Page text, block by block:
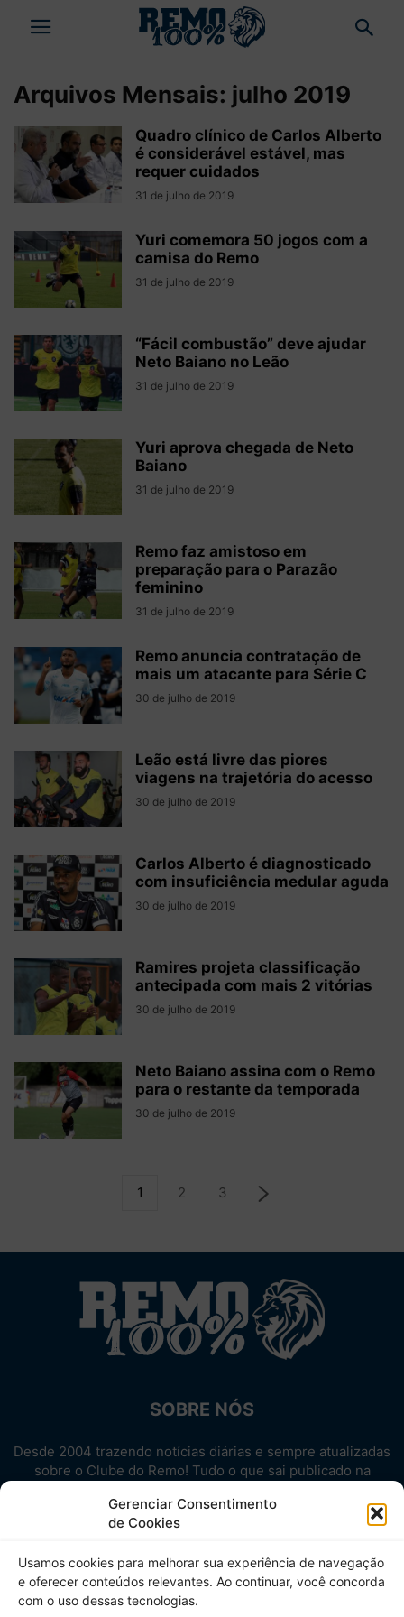
Gerenciar Consentimento
de Cookies
Usamos cookies para melhorar sua experiência de navegação
e oferecer conteúdos relevantes. Ao continuar, você concorda
com o uso dessas tecnologias.
Arquivos Mensais: julho 2019
Quadro clínico de Carlos Alberto
é considerável estável, mas
requer cuidados
31 de julho de 2019
Yuri comemora 50 jogos com a
camisa do Remo
31 de julho de 2019
“Fácil combustão” deve ajudar
Neto Baiano no Leão
31 de julho de 2019
Yuri aprova chegada de Neto
Baiano
31 de julho de 2019
Remo faz amistoso em
preparação para o Parazão
feminino
31 de julho de 2019
Remo anuncia contratação de
mais um atacante para Série C
30 de julho de 2019
Leão está livre das piores
viagens na trajetória do acesso
30 de julho de 2019
Carlos Alberto é diagnosticado
com insuficiência medular aguda
30 de julho de 2019
Ramires projeta classificação
antecipada com mais 2 vitórias
30 de julho de 2019
Neto Baiano assina com o Remo
para o restante da temporada
30 de julho de 2019
1 2 3
SOBRE NÓS
Desde 2004 trazendo notícias diárias e sempre atualizadas
sobre o Clube do Remo! Tudo o que sai publicado na
Aproveite! Site não-oficial.
SIGA-NOS